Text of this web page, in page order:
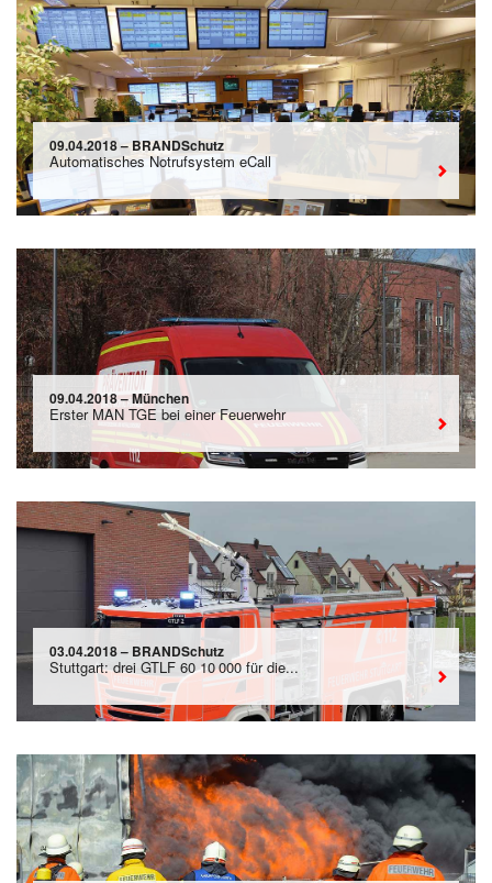
09.04.2018 – BRANDSchutz
Automatisches Notrufsystem eCall
09.04.2018 – München
Erster MAN TGE bei einer Feuerwehr
03.04.2018 – BRANDSchutz
Stuttgart: drei GTLF 60 10 000 für die...